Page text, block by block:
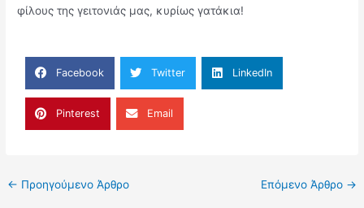
φίλους της γειτονιάς μας, κυρίως γατάκια!
Facebook Twitter LinkedIn
Pinterest Email
← Προηγούμενο Άρθρο Επόμενο Άρθρο →